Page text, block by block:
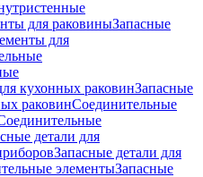
для раковиныЗапасные
для
кухонных раковинЗапасные
раковинСоединительные
детали для
Запасные детали для
элементыЗапасные